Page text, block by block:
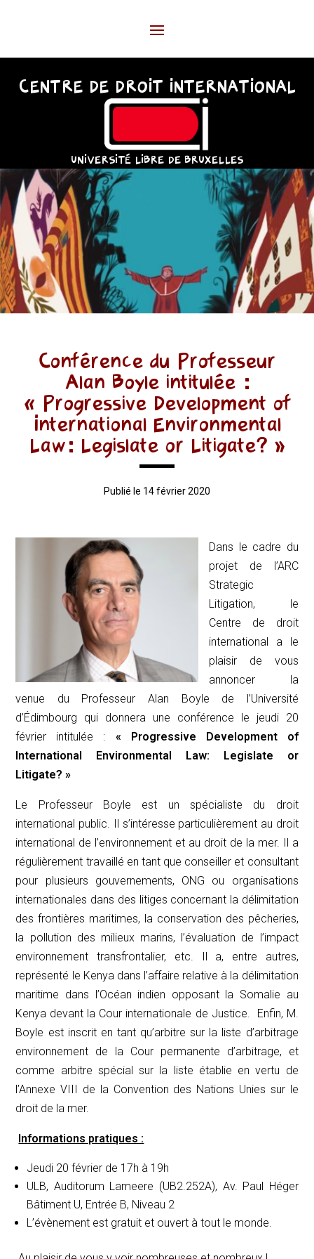
CENTRE DE DROIT INTERNATIONAL
UNIVERSITÉ LIBRE DE BRUXELLES
Conférence du Professeur
Alan Boyle intitulée :
« Progressive Development of
International Environmental
Law: Legislate or Litigate? »
Publié le 14 février 2020
Dans le cadre du
projet de l’ARC
Strategic
Litigation, le
Centre de droit
international a le
plaisir de vous
annoncer la
venue du Professeur Alan Boyle de l’Université
d’Édimbourg qui donnera une conférence le jeudi 20
février intitulée : « Progressive Development of
International Environmental Law: Legislate or
Litigate? »
Le Professeur Boyle est un spécialiste du droit
international public. Il s’intéresse particulièrement au droit
international de l’environnement et au droit de la mer. Il a
régulièrement travaillé en tant que conseiller et consultant
pour plusieurs gouvernements, ONG ou organisations
internationales dans des litiges concernant la délimitation
des frontières maritimes, la conservation des pêcheries,
la pollution des milieux marins, l’évaluation de l’impact
environnement transfrontalier, etc. Il a, entre autres,
représenté le Kenya dans l’affaire relative à la délimitation
maritime dans l’Océan indien opposant la Somalie au
Kenya devant la Cour internationale de Justice. Enfin, M.
Boyle est inscrit en tant qu’arbitre sur la liste d’arbitrage
environnement de la Cour permanente d’arbitrage, et
comme arbitre spécial sur la liste établie en vertu de
l’Annexe VIII de la Convention des Nations Unies sur le
droit de la mer.
Informations pratiques :
Jeudi 20 février de 17h à 19h
ULB, Auditorum Lameere (UB2.252A), Av. Paul Héger
Bâtiment U, Entrée B, Niveau 2
L’évènement est gratuit et ouvert à tout le monde.